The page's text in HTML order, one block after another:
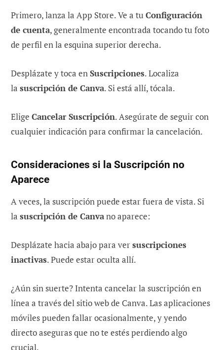
Primero, lanza la App Store. Ve a tuConfiguración
de cuenta, generalmente encontrada tocando tu foto
de perfil en la esquina superior derecha.
Desplázate y toca enSuscripciones. Localiza
la suscripción de Canva. Si está allí, tócala.
Elige Cancelar Suscripción. Asegúrate de seguir con
cualquier indicación para confirmar la cancelación.
Consideraciones si la Suscripción no
Aparece
A veces, la suscripción puede estar fuera de vista. Si
la suscripción de Canvano aparece:
Desplázate hacia abajo para versuscripciones
inactivas. Puede estar oculta allí.
¿Aún sin suerte? Intenta cancelar la suscripción en
línea a través del sitio web de Canva. Las aplicaciones
móviles pueden fallar ocasionalmente, y yendo
directo aseguras que no te estés perdiendo algo
crucial.